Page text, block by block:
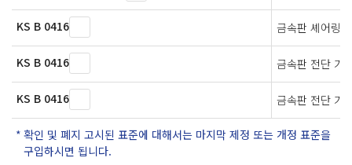
KS B 0416 금속판 셰어링
KS B 0416 금속판 전단 가
KS B 0416 금속판 전단 가
확인 및 폐지 고시된 표준에 대해서는 마지막 제정 또는 개정 표준을
구입하시면 됩니다.